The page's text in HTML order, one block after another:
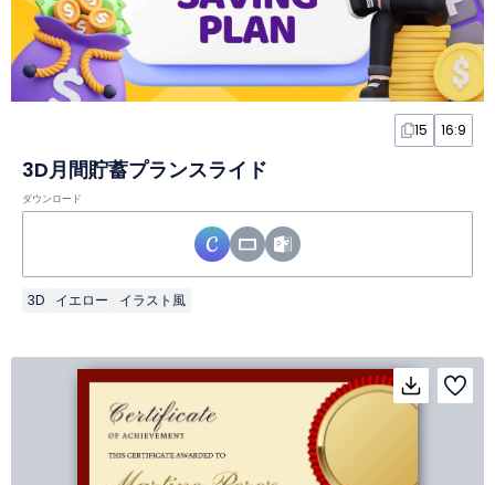
15 16:9
3D月間貯蓄プランスライド
ダウンロード
3D イエロー イラスト風